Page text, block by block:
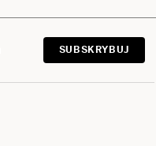
SUBSKRYBUJ